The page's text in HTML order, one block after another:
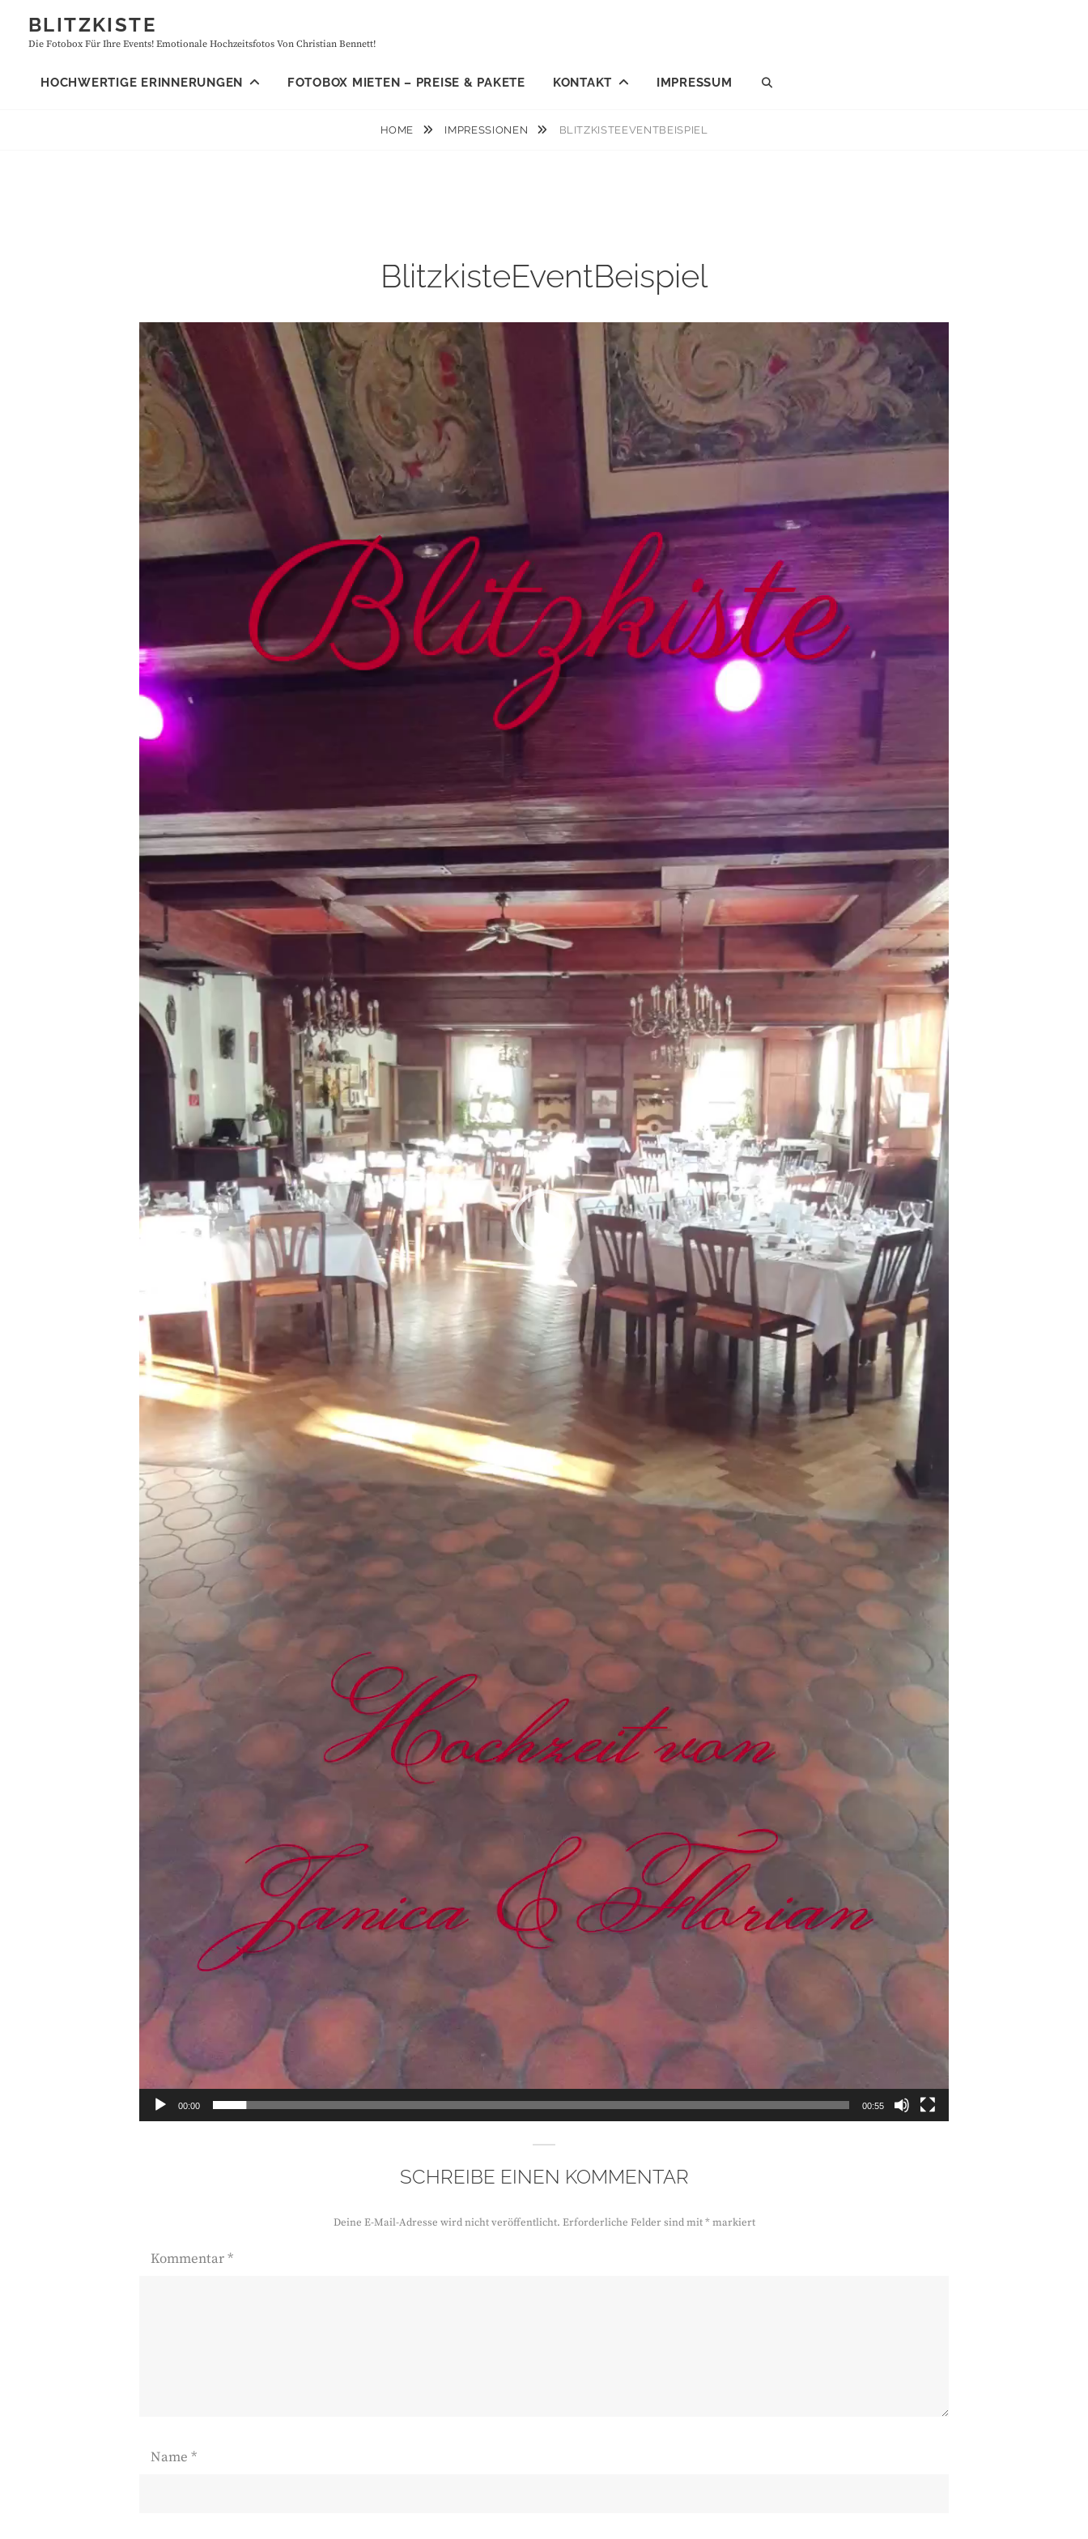
BLITZKISTE
Die Fotobox Für Ihre Events! Emotionale Hochzeitsfotos Von Christian Bennett!
HOCHWERTIGE ERINNERUNGEN FOTOBOX MIETEN – PREISE & PAKETE KONTAKT IMPRESSUM
HOME IMPRESSIONEN BLITZKISTEEVENTBEISPIEL
BlitzkisteEventBeispiel
Video-
Player
00:00 00:55
SCHREIBE EINEN KOMMENTAR
Deine E-Mail-Adresse wird nicht veröffentlicht. Erforderliche Felder sind mit*markiert
Kommentar*
Name *